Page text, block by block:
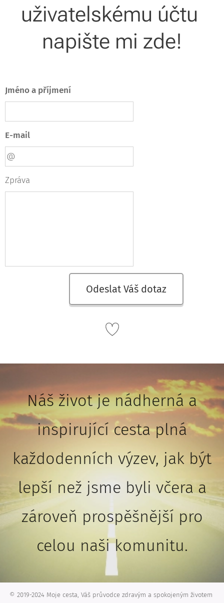
uživatelskému účtu
napište mi zde!
Jméno a příjmení
E-mail
Zpráva
Odeslat Váš dotaz
Náš život je nádherná a
inspirující cesta plná
každodenních výzev, jak být
lepší než jsme byli včera a
zároveň prospěšnější pro
celou naši komunitu.
© 2019-2024 Moje cesta, Váš průvodce zdravým a spokojeným životem